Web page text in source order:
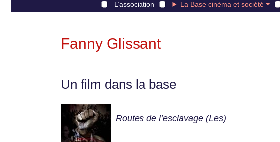
L’association La Base cinéma et société
Fanny Glissant
Un film dans la base
Routes de l’esclavage (Les)